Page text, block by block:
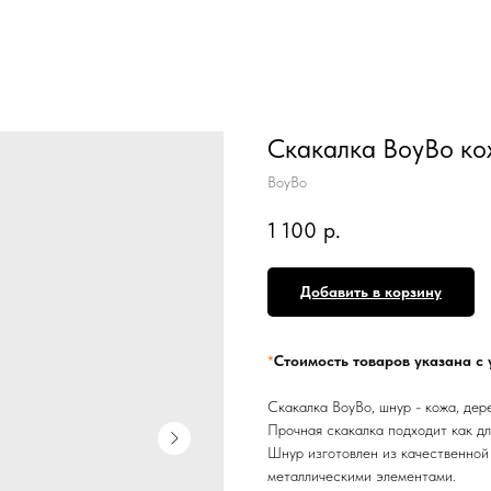
Скакалка BoyBo
BoyBo
1 100 р.
Добавить в корзину
*Стоимость товаров указана
Скакалка BoyBo, шнур - кожа,
Прочная скакалка подходит как
Шнур изготовлен из
металлическими элементами.